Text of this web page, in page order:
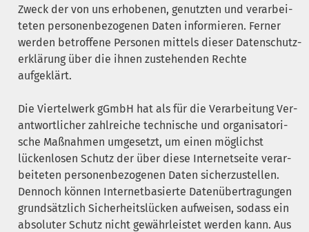
Zweck der von uns erho­be­nen, genutz­ten und ver­ar­bei­
te­ten per­so­nen­be­zo­ge­nen Daten infor­mie­ren. Fer­ner
wer­den betrof­fe­ne Per­so­nen mit­tels die­ser Daten­schutz­
er­klä­rung über die ihnen zuste­hen­den Rech­te
aufgeklärt.
Die Vier­tel­werk gGmbH hat als für die Ver­ar­bei­tung Ver­
ant­wort­li­cher zahl­rei­che tech­ni­sche und orga­ni­sa­to­ri­
sche Maß­nah­men umge­setzt, um einen mög­lichst
lücken­lo­sen Schutz der über die­se Inter­net­sei­te ver­ar­
bei­te­ten per­so­nen­be­zo­ge­nen Daten sicher­zu­stel­len.
Den­noch kön­nen Inter­net­ba­sier­te Daten­über­tra­gun­gen
grund­sätz­lich Sicher­heits­lü­cken auf­wei­sen, sodass ein
abso­lu­ter Schutz nicht gewähr­leis­tet wer­den kann. Aus